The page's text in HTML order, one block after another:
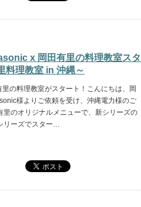
x 岡田有里の料理教室スタ
料理教室 in 沖縄～
の料理教室がスタート！こんにちは、岡
様よりご依頼を受け、沖縄電力様のご
里のオリジナルメニューで、新シリーズの
リーズでスター…